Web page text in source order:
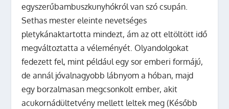
egyszerűbambuszkunyhókról van szó csupán.
Sethas mester eleinte nevetséges
pletykánaktartotta mindezt, ám az ott eltöltött idő
megváltoztatta a véleményét. Olyandolgokat
fedezett fel, mint például egy sor emberi formájú,
de annál jóvalnagyobb lábnyom a hóban, majd
egy borzalmasan megcsonkolt ember, akit
acukornádültetvény mellett leltek meg (Később